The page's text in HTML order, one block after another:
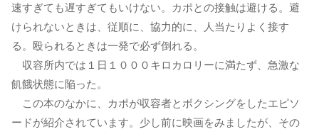
速すぎても遅すぎてもいけない。カポとの接触は避ける。避
けられないときは、従順に、協力的に、人当たりよく接す
る。殴られるときは一発で必ず倒れる。
収容所内では１日１０００キロカロリーに満たず、急激な
飢餓状態に陥った。
この本のなかに、カポが収容者とボクシングをしたエピソ
ードが紹介されています。少し前に映画をみましたが、その